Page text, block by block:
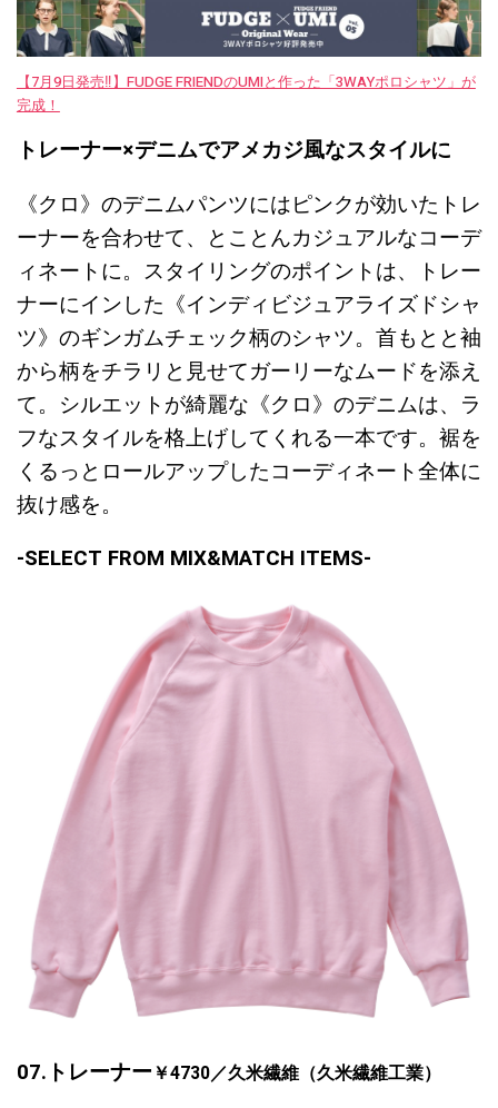
【7月9日発売‼︎】FUDGE FRIENDのUMIと作った「3WAYポロシャツ」が
完成！
トレーナー×デニムでアメカジ風なスタイルに
《クロ》のデニムパンツにはピンクが効いたトレ
ーナーを合わせて、とことんカジュアルなコーデ
ィネートに。スタイリングのポイントは、トレー
ナーにインした《インディビジュアライズドシャ
ツ》のギンガムチェック柄のシャツ。首もとと袖
から柄をチラリと見せてガーリーなムードを添え
て。シルエットが綺麗な《クロ》のデニムは、ラ
フなスタイルを格上げしてくれる一本です。裾を
くるっとロールアップしたコーディネート全体に
抜け感を。
-SELECT FROM MIX&MATCH ITEMS-
07.トレーナー￥4730／久米繊維（久米繊維工業）